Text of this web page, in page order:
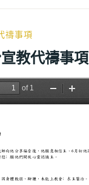
禱事項
教代禱事項